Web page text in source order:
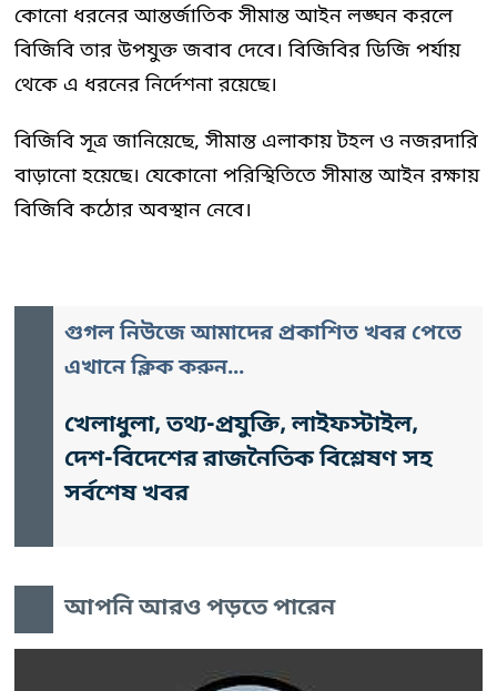
কোনো ধরনের আন্তর্জাতিক সীমান্ত আইন লঙ্ঘন করলে
বিজিবি তার উপযুক্ত জবাব দেবে। বিজিবির ডিজি পর্যায়
থেকে এ ধরনের নির্দেশনা রয়েছে।
বিজিবি সূত্র জানিয়েছে, সীমান্ত এলাকায় টহল ও নজরদারি
বাড়ানো হয়েছে। যেকোনো পরিস্থিতিতে সীমান্ত আইন রক্ষায়
বিজিবি কঠোর অবস্থান নেবে।
গুগল নিউজে আমাদের প্রকাশিত খবর পেতে
এখানে ক্লিক করুন...
খেলাধুলা, তথ্য-প্রযুক্তি, লাইফস্টাইল,
দেশ-বিদেশের রাজনৈতিক বিশ্লেষণ সহ
সর্বশেষ খবর
আপনি আরও পড়তে পারেন